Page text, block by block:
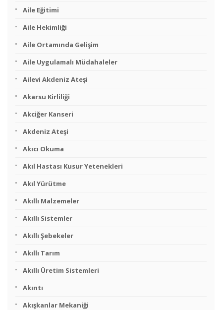
Aile Eğitimi
Aile Hekimliği
Aile Ortamında Gelişim
Aile Uygulamalı Müdahaleler
Ailevi Akdeniz Ateşi
Akarsu Kirliliği
Akciğer Kanseri
Akdeniz Ateşi
Akıcı Okuma
Akıl Hastası Kusur Yetenekleri
Akıl Yürütme
Akıllı Malzemeler
Akıllı Sistemler
Akıllı Şebekeler
Akıllı Tarım
Akıllı Üretim Sistemleri
Akıntı
Akışkanlar Mekaniği